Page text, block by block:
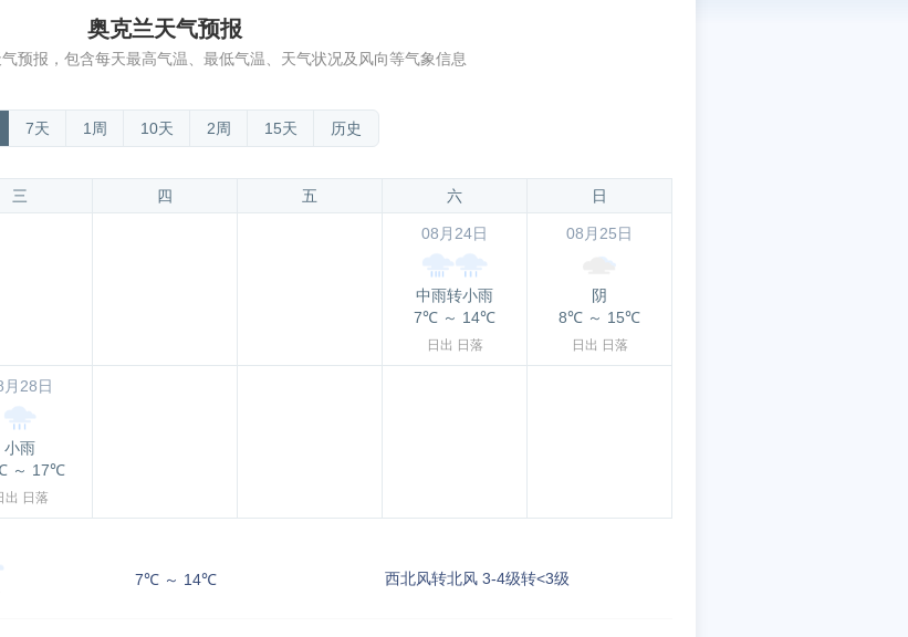
奥克兰天气预报
预报，包含每天最高气温、最低气温、天气状况及风向等气象信息
7天 1周 10天 2周 15天 历史
三 四 五 六 日
08月24日
中雨转小雨
7℃ ～ 14℃
日出 日落
08月25日
阴
8℃ ～ 15℃
日出 日落
月28日
小雨
～ 17℃
出 日落
7℃ ～ 14℃ 西北风转北风 3-4级转<3级